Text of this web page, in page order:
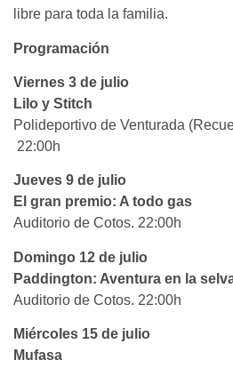
libre para toda la familia.
Programación
Viernes 3 de julio
Lilo y Stitch
Polideportivo de Venturada
22:00h
Jueves 9 de julio
El gran premio: A todo gas
Auditorio de Cotos. 22:00h
Domingo 12 de julio
Paddington: Aventura en la
Auditorio de Cotos. 22:00h
Miércoles 15 de julio
Mufasa